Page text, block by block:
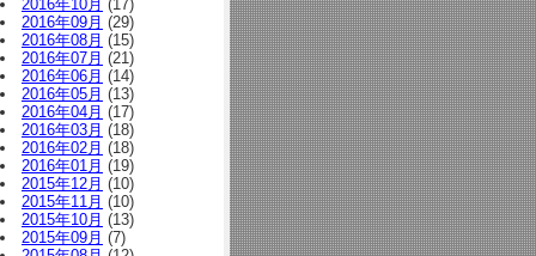
2016年10月 (17)
2016年09月 (29)
2016年08月 (15)
2016年07月 (21)
2016年06月 (14)
2016年05月 (13)
2016年04月 (17)
2016年03月 (18)
2016年02月 (18)
2016年01月 (19)
2015年12月 (10)
2015年11月 (10)
2015年10月 (13)
2015年09月 (7)